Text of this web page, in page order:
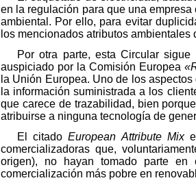
en la regulación para que una
ambiental. Por ello, para evitar
los mencionados atributos
Por otra parte, esta Circular
auspiciado por la Comisión Europea
la Unión Europea. Uno de los
la información suministrada a los
que carece de trazabilidad, bien
atribuirse a ninguna tecnología de
El citadoEuropean Attribute Mix
comercializadoras que,
origen), no hayan tomado parte
comercialización más pobre en